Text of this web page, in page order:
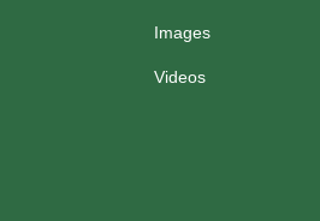
Images
Videos